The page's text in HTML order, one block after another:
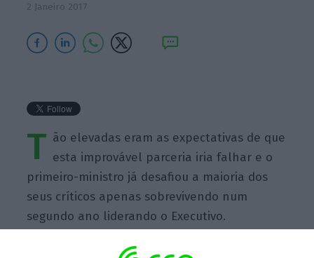
2 Janeiro 2017
T ão elevadas eram as expectativas de que
esta improvável parceria iria falhar e o
primeiro-ministro já desafiou a maioria dos
seus críticos apenas sobrevivendo num
segundo ano liderando o Executivo.